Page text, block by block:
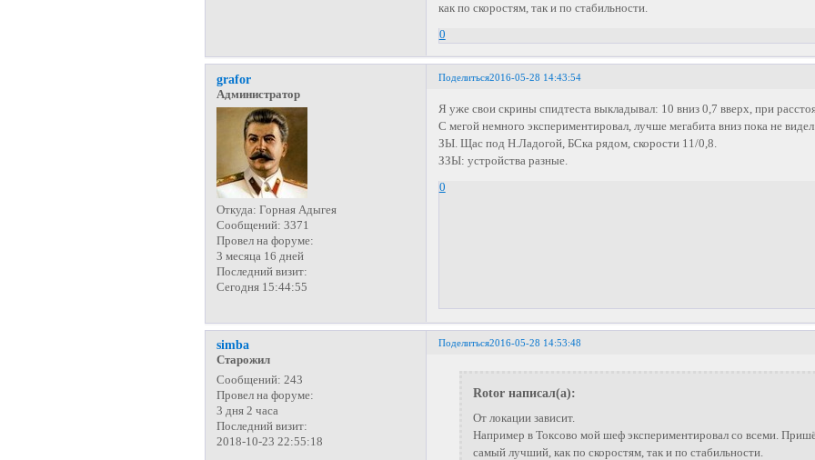
как по скоростям, так и по стабильности.
0
Поделиться2016-05-28 14:43:54
grafor
Администратор
Откуда: Горная Адыгея
Сообщений: 3371
Провел на форуме:
3 месяца 16 дней
Последний визит:
Сегодня 15:44:55
Я уже свои скрины спидтеста выкладывал: 10 вниз 0,7 вверх, при
С мегой немного экспериментировал, лучше мегабита вниз пока не
ЗЫ. Щас под Н.Ладогой, БСка рядом, скорости 11/0,8.
ЗЗЫ: устройства разные.
0
Поделиться2016-05-28 14:53:48
simba
Старожил
Сообщений: 243
Провел на форуме:
3 дня 2 часа
Последний визит:
2018-10-23 22:55:18
Rotor написал(а):
От локации зависит.
Например в Токсово мой шеф экспериментировал со всеми.
самый лучший, как по скоростям, так и по стабильности.